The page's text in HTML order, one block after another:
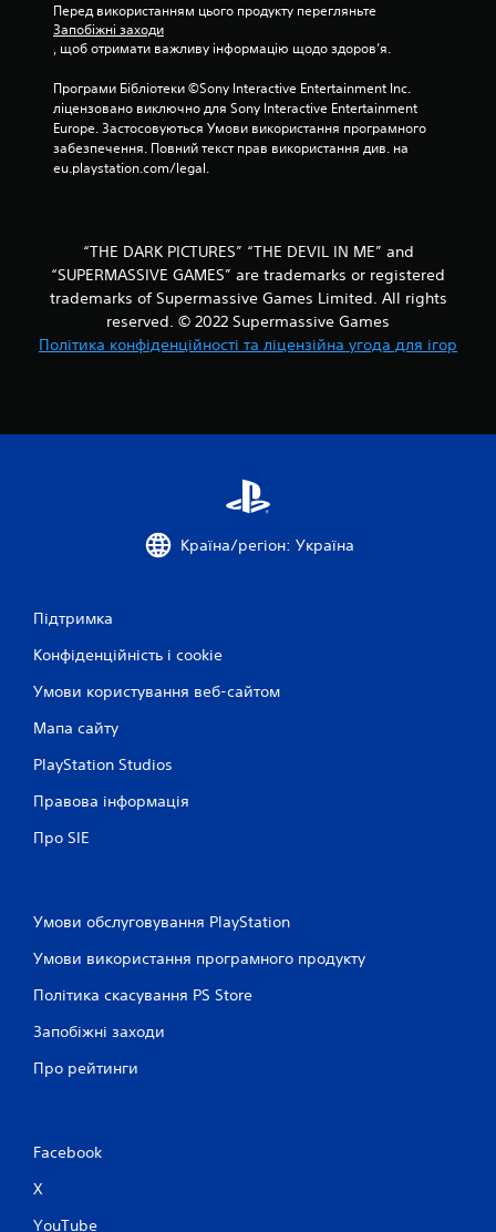
Перед використанням цього продукту перегляньте
Запобіжні заходи
, щоб отримати важливу інформацію щодо здоров’я.
Програми Бібліотеки ©Sony Interactive Entertainment Inc.
ліцензовано виключно для Sony Interactive Entertainment
Europe. Застосовуються Умови використання програмного
забезпечення. Повний текст прав використання див. на
eu.playstation.com/legal.
“THE DARK PICTURES” “THE DEVIL IN ME” and
“SUPERMASSIVE GAMES” are trademarks or registered
trademarks of Supermassive Games Limited. All rights
reserved. © 2022 Supermassive Games
Політика конфіденційності та ліцензійна угода для ігор
Країна/регіон: Україна
Підтримка
Конфіденційність і cookie
Умови користування веб-сайтом
Мапа сайту
PlayStation Studios
Правова інформація
Про SIE
Умови обслуговування PlayStation
Умови використання програмного продукту
Політика скасування PS Store
Запобіжні заходи
Про рейтинги
Facebook
X
YouTube